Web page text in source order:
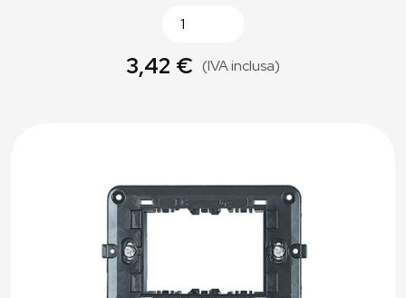
3,42 € (IVA inclusa)